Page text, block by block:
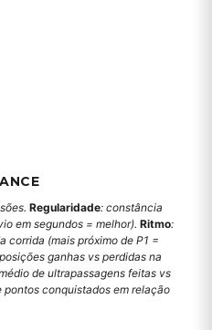
Regularidade: constância
em segundos = melhor). Ritmo:
corrida (mais próximo de P1 =
ganhas vs perdidas na
de ultrapassagens feitas vs
pontos conquistados em relação